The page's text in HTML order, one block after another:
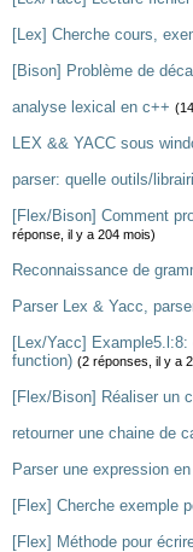
[Lex] Cherche cours,
[Bison] Problème de
analyse lexical en c++
LEX && YACC sous
parser: quelle outils/
[Flex/Bison] Comment
réponse, il y a 204 mois)
Reconnaissance de
Parser Lex & Yacc,
[Lex/Yacc]
function) (2 réponses, il y a
[Flex/Bison] Réaliser un
retourner une chaine de
Parser une expression
[Flex] Cherche exemple
[Flex] Méthode pour